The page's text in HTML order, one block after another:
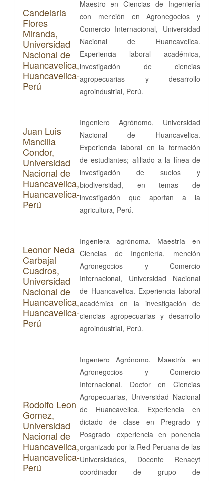
Candelaria
Flores
Miranda,
Universidad
Nacional de
Huancavelica,
Huancavelica-
Perú
Maestro en Ciencias de Ingeniería
con mención en Agronegocios y
Comercio Internacional, Universidad
Nacional de Huancavelica.
Experiencia laboral académica,
investigación de ciencias
agropecuarias y desarrollo
agroindustrial, Perú.
Juan Luis
Mancilla
Condor,
Universidad
Nacional de
Huancavelica,
Huancavelica-
Perú
Ingeniero Agrónomo, Universidad
Nacional de Huancavelica.
Experiencia laboral en la formación
de estudiantes; afiliado a la línea de
investigación de suelos y
biodiversidad, en temas de
investigación que aportan a la
agricultura, Perú.
Leonor Neda
Carbajal
Cuadros,
Universidad
Nacional de
Huancavelica,
Huancavelica-
Perú
Ingeniera agrónoma. Maestría en
Ciencias de Ingeniería, mención
Agronegocios y Comercio
Internacional, Universidad Nacional
de Huancavelica. Experiencia laboral
académica en la investigación de
ciencias agropecuarias y desarrollo
agroindustrial, Perú.
Rodolfo Leon
Gomez,
Universidad
Nacional de
Huancavelica,
Huancavelica-
Perú
Ingeniero Agrónomo. Maestría en
Agronegocios y Comercio
Internacional. Doctor en Ciencias
Agropecuarias, Universidad Nacional
de Huancavelica. Experiencia en
dictado de clase en Pregrado y
Posgrado; experiencia en ponencia
organizado por la Red Peruana de las
Universidades, Docente Renacyt
coordinador de grupo de